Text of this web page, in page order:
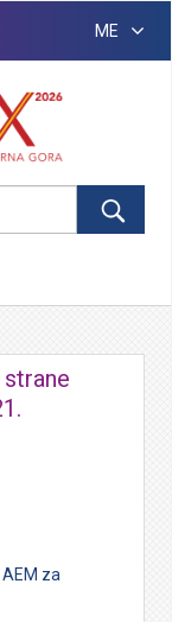
ME
za